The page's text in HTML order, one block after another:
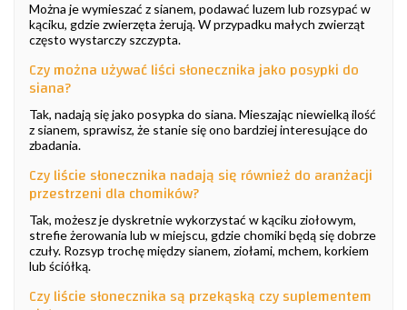
Można je wymieszać z sianem, podawać luzem lub rozsypać w
kąciku, gdzie zwierzęta żerują. W przypadku małych zwierząt
często wystarczy szczypta.
Czy można używać liści słonecznika jako posypki do
siana?
Tak, nadają się jako posypka do siana. Mieszając niewielką ilość
z sianem, sprawisz, że stanie się ono bardziej interesujące do
zbadania.
Czy liście słonecznika nadają się również do aranżacji
przestrzeni dla chomików?
Tak, możesz je dyskretnie wykorzystać w kąciku ziołowym,
strefie żerowania lub w miejscu, gdzie chomiki będą się dobrze
czuły. Rozsyp trochę między sianem, ziołami, mchem, korkiem
lub ściółką.
Czy liście słonecznika są przekąską czy suplementem